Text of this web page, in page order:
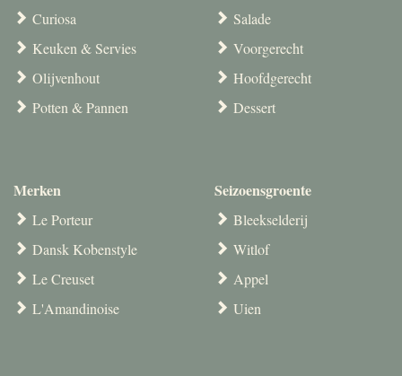
Curiosa
Keuken & Servies
Olijvenhout
Potten & Pannen
Merken
Le Porteur
Dansk Kobenstyle
Le Creuset
L'Amandinoise
Salade
Voorgerecht
Hoofdgerecht
Dessert
Seizoensgroente
Bleekselderij
Witlof
Appel
Uien